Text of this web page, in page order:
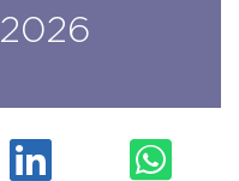
2026